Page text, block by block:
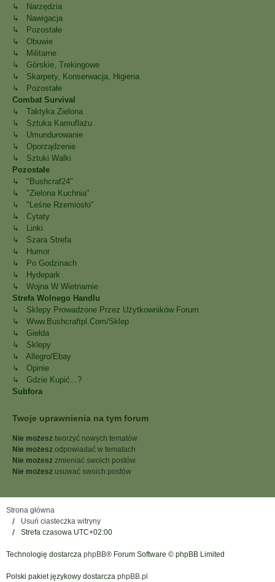
↳ Narzędzia
↳ Nawigacja
↳ Pozostałe
↳ Obuwie
↳ Militarne
↳ Górskie, Trekingowe
↳ Skarpety, Konserwacja, Higiena
↳ Pozostałe
Combat Survival
↳ Taktyka Zielona
↳ Sztuka Kamuflażu
↳ Umundurowanie
↳ Oporządzenie
↳ Sztuki Walki
Pozostałe
↳ "Bushcraf24"
↳ "Zielona Kuchnia"
↳ "Leśne Rzemiosło"
↳ Cytaty
↳ Linki
↳ Szara Strefa
↳ Humor
↳ Po Godzinach
↳ Hydepark
↳ Wojna W Wietnamie
Strefa Wolnego Handlu
↳ Sklepy Prowadzone Przez Użytkowników Forum
↳ Www.bushcraftpl.com/sklep
↳ Giełda
↳ Sklepy
↳ Allegro/Ebay
↳ Opinie
↳ Gdzie Kupić...?
Subfora
Twoje uprawnienia na tym forum
Nie możesz tworzyć nowych tematów
Nie możesz odpowiadać w tematach
Nie możesz zmieniać swoich postów
Nie możesz usuwać swoich postów
Strona główna
Usuń ciasteczka witryny
Strefa czasowa UTC+02:00
Technologię dostarcza phpBB® Forum Software © phpBB Limited
Polski pakiet językowy dostarcza phpBB.pl